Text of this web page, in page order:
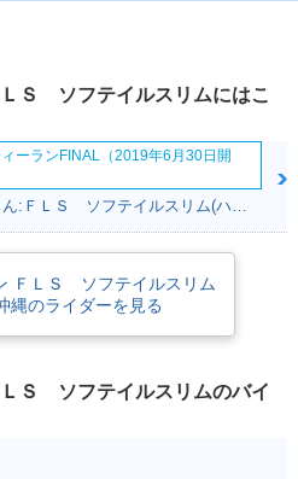
Ｓ ソフテイルスリムにはこ
ーランFINAL（2019年6月30日開
あやちゃんさん:ＦＬＳ ソフテイルスリム(ハーレーダビッドソン)
ＦＬＳ ソフテイルスリム
縄のライダーを見る
Ｓ ソフテイルスリムのバイ